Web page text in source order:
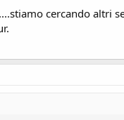
cercando altri